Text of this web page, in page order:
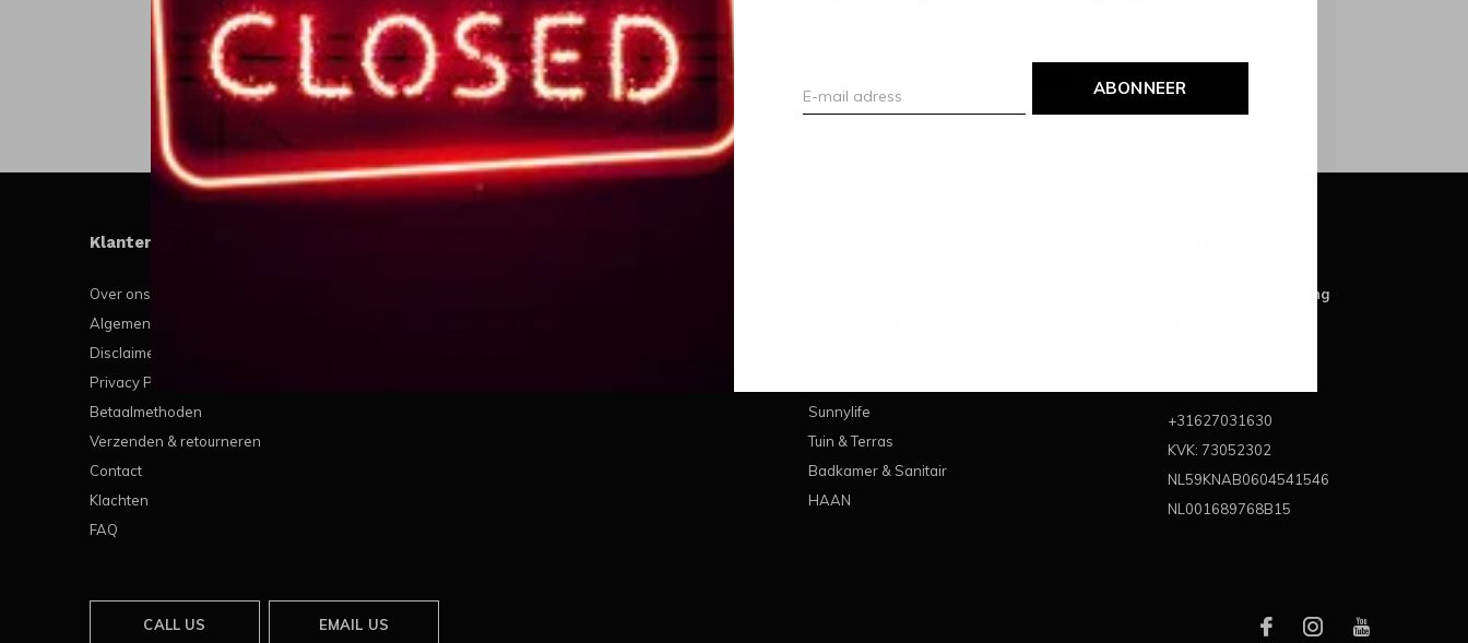
ABONNEER
Klantenservice
Over ons
Algemene voorwaarden
Disclaimer
Privacy Policy
Betaalmethoden
Verzenden & retourneren
Contact
Klachten
FAQ
Sunnylife
Tuin & Terras
Badkamer & Sanitair
HAAN
Best Brands For Living
+31627031630
KVK: 73052302
NL59KNAB0604541546
NL001689768B15
CALL US EMAIL US